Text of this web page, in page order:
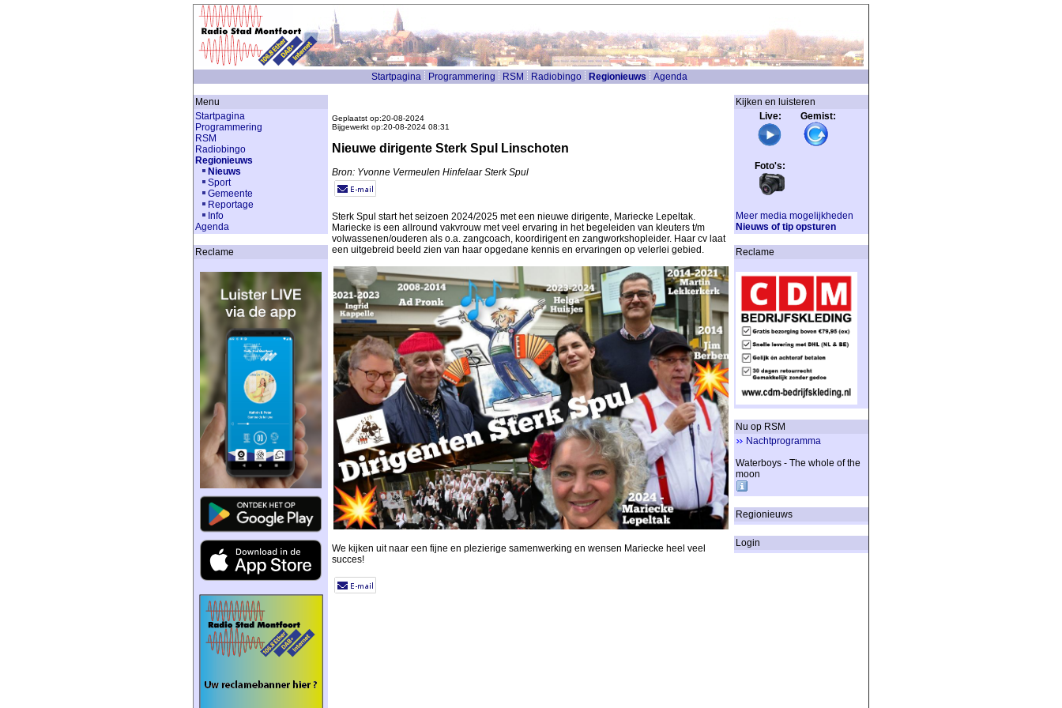
Startpagina Programmering RSM Radiobingo Regionieuws Agenda
Menu
Startpagina
Programmering
RSM
Radiobingo
Regionieuws
Nieuws
Sport
Gemeente
Reportage
Info
Agenda
Reclame
Geplaatst op:20-08-2024
Bijgewerkt op:20-08-2024 08:31
Nieuwe dirigente Sterk Spul Linschoten
Bron: Yvonne Vermeulen Hinfelaar Sterk Spul
Sterk Spul start het seizoen 2024/2025 met een nieuwe dirigente, Mariecke Lepeltak.
Mariecke is een allround vakvrouw met veel ervaring in het begeleiden van kleuters t/m
volwassenen/ouderen als o.a. zangcoach, koordirigent en zangworkshopleider. Haar cv laat
een uitgebreid beeld zien van haar opgedane kennis en ervaringen op velerlei gebied.
We kijken uit naar een fijne en plezierige samenwerking en wensen Mariecke heel veel
succes!
Kijken en luisteren
Live: Gemist:
Foto's:
Meer media mogelijkheden
Nieuws of tip opsturen
Reclame
Nu op RSM
Nachtprogramma
Waterboys - The whole of the
moon
Regionieuws
Login